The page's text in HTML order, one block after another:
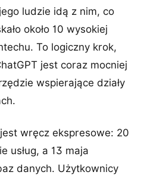
ludzie idą z nim, co
około 10 wysokiej
To logiczny krok,
jest coraz mocniej
wspierające działy
wręcz ekspresowe: 20
usług, a 13 maja
danych. Użytkownicy